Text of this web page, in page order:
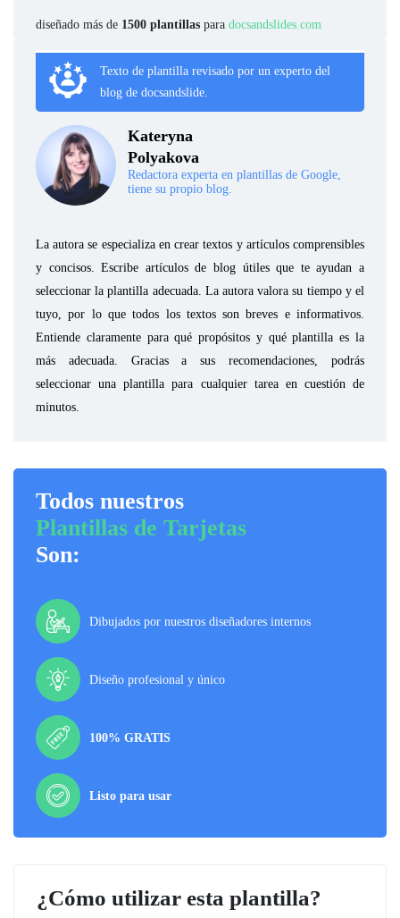
diseñado más de 1500 plantillas para docsandslides.com
Texto de plantilla revisado por un experto del
blog de docsandslide.
Kateryna
Polyakova
Redactora experta en plantillas de Google,
tiene su propio blog.
La autora se especializa en crear textos y artículos comprensibles
y concisos. Escribe artículos de blog útiles que te ayudan a
seleccionar la plantilla adecuada. La autora valora su tiempo y el
tuyo, por lo que todos los textos son breves e informativos.
Entiende claramente para qué propósitos y qué plantilla es la
más adecuada. Gracias a sus recomendaciones, podrás
seleccionar una plantilla para cualquier tarea en cuestión de
minutos.
Todos nuestros
Plantillas de Tarjetas
Son:
Dibujados por nuestros diseñadores internos
Diseño profesional y único
100% GRATIS
Listo para usar
¿Cómo utilizar esta plantilla?